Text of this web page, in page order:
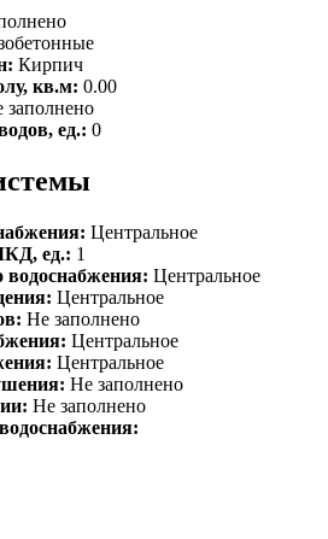
Кирпич
кв.м: 0.00
заполнено
ед.: 0
Центральное
ед.: 1
водоснабжения: Центральное
Центральное
Не заполнено
Центральное
Центральное
Не заполнено
Не заполнено